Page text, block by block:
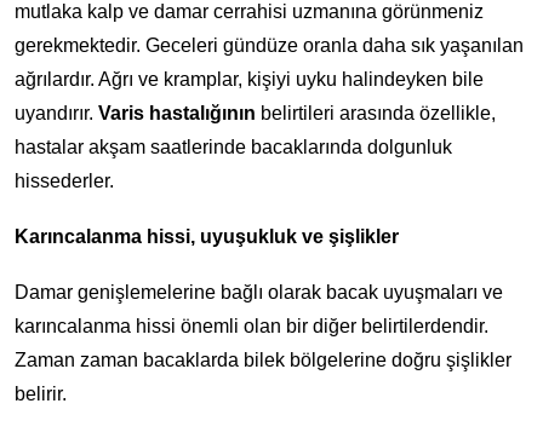
mutlaka kalp ve damar cerrahisi uzmanına görünmeniz
gerekmektedir. Geceleri gündüze oranla daha sık yaşanılan
ağrılardır. Ağrı ve kramplar, kişiyi uyku halindeyken bile
uyandırır. Varis hastalığının belirtileri arasında özellikle,
hastalar akşam saatlerinde bacaklarında dolgunluk
hissederler.
Karıncalanma hissi, uyuşukluk ve şişlikler
Damar genişlemelerine bağlı olarak bacak uyuşmaları ve
karıncalanma hissi önemli olan bir diğer belirtilerdendir.
Zaman zaman bacaklarda bilek bölgelerine doğru şişlikler
belirir.